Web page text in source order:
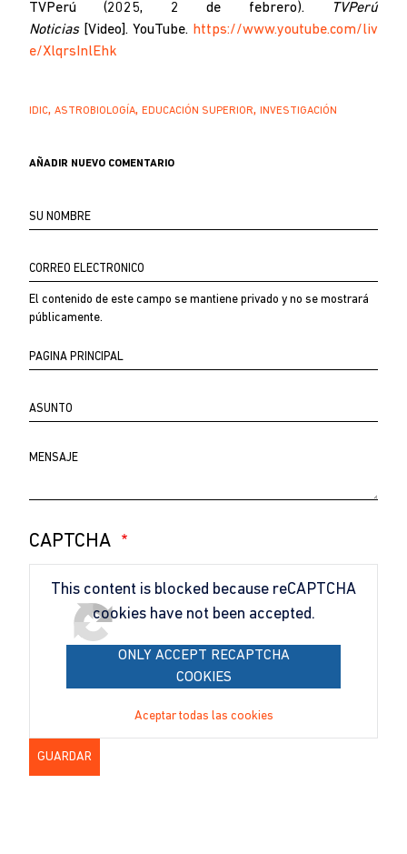
TVPerú (2025, 2 de febrero).
TVPerú
Noticias[Video]. YouTube. https://www.youtube.com/liv
e/XlqrsInlEhk
IDIC ASTROBIOLOGÍA EDUCACIÓN SUPERIOR INVESTIGACIÓN
AÑADIR NUEVO COMENTARIO
Su
Correo
El contenido de este campo se mantiene privado y no se mostrará
públicamente.
Página
Asunto
Comentario
CAPTCHA
This content is blocked because reCAPTCHA
cookies have not been accepted.
ONLY ACCEPT RECAPTCHA
COOKIES
Aceptar todas las cookies